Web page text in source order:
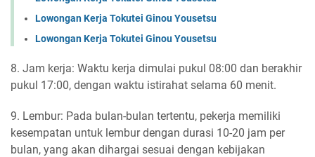
Lowongan Kerja Tokutei Ginou Yousetsu
Lowongan Kerja Tokutei Ginou Yousetsu
8. Jam kerja: Waktu kerja dimulai pukul 08:00 dan berakhir
pukul 17:00, dengan waktu istirahat selama 60 menit.
9. Lembur: Pada bulan-bulan tertentu, pekerja memiliki
kesempatan untuk lembur dengan durasi 10-20 jam per
bulan, yang akan dihargai sesuai dengan kebijakan